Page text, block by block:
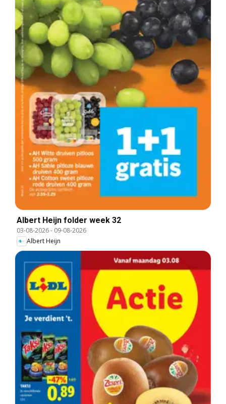
Albert Heijn folder week 32
03-08-2026- 09-08-2026
Albert Heijn